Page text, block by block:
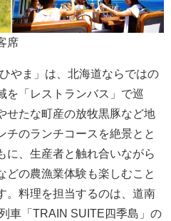
席
やま」は、北海道ならではの
を「レストランバス」で巡
せたな町産の放牧黒豚など地
チのランチコースを絶景とと
に、生産者と触れ合いながら
どの農漁業体験も楽しむこと
。料理を担当するのは、道南
車「TRAIN SUITE四季島」の